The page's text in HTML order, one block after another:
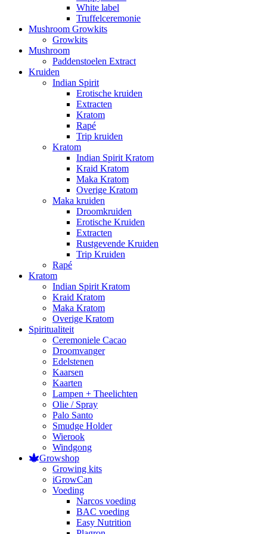
White label
Truffelceremonie
Mushroom Growkits
Growkits
Mushroom
Paddenstoelen Extract
Kruiden
Indian Spirit
Erotische kruiden
Extracten
Kratom
Rapé
Trip kruiden
Kratom
Indian Spirit Kratom
Kraid Kratom
Maka Kratom
Overige Kratom
Maka kruiden
Droomkruiden
Erotische Kruiden
Extracten
Rustgevende Kruiden
Trip Kruiden
Rapé
Kratom
Indian Spirit Kratom
Kraid Kratom
Maka Kratom
Overige Kratom
Spiritualiteit
Ceremoniele Cacao
Droomvanger
Edelstenen
Kaarsen
Kaarten
Lampen + Theelichten
Olie / Spray
Palo Santo
Smudge Holder
Wierook
Windgong
Growshop
Growing kits
iGrowCan
Voeding
Narcos voeding
BAC voeding
Easy Nutrition